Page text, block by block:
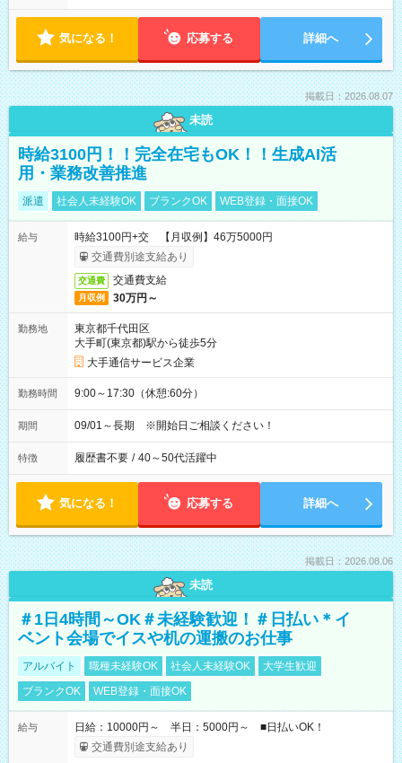
気になる！ 応募する 詳細へ
掲載日：2026.08.07
未読
時給3100円！！完全在宅もOK！！生成AI活
用・業務改善推進
派遣 社会人未経験OK ブランクOK WEB登録・面接OK
給与
時給3100円+交 【月収例】46万5000円
交通費別途支給あり
交通費 交通費支給
月収例 30万円～
勤務地
東京都千代田区
大手町(東京都)駅から徒歩5分
大手通信サービス企業
勤務時間 9:00～17:30（休憩:60分）
期間 09/01～長期 ※開始日ご相談ください！
特徴 履歴書不要 / 40～50代活躍中
気になる！ 応募する 詳細へ
掲載日：2026.08.06
未読
＃1日4時間～OK＃未経験歓迎！＃日払い＊イ
ベント会場でイスや机の運搬のお仕事
アルバイト 職種未経験OK 社会人未経験OK
大学生歓迎
ブランクOK
WEB登録・面接OK
給与
日給：10000円～ 半日：5000円～ ■日払いOK！
交通費別途支給あり